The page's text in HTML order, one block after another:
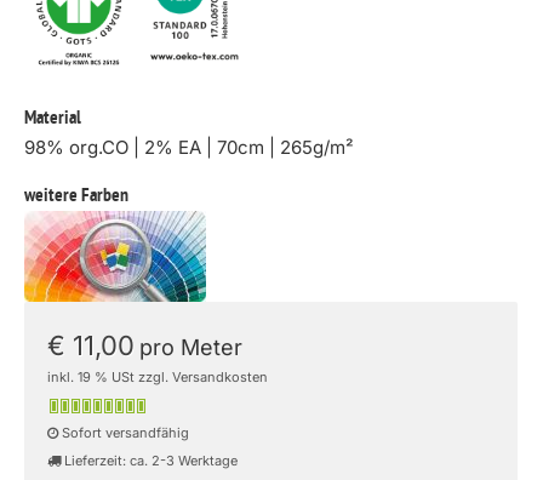
Material
98% org.CO | 2% EA | 70cm | 265g/m²
weitere Farben
€ 11,00 pro Meter
inkl. 19 % USt zzgl. Versandkosten
Sofort versandfähig
Lieferzeit: ca. 2-3 Werktage